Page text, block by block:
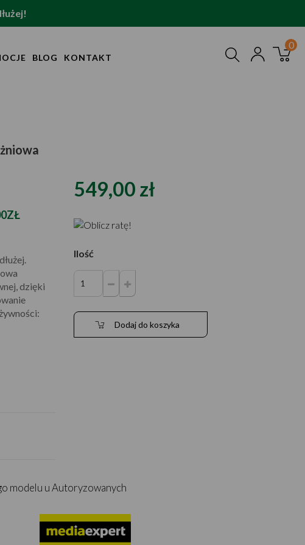
BLOG KONTAKT
dzięki
549,00 zł
Ilość
Dodaj do koszyka
modelu u Autoryzowanych